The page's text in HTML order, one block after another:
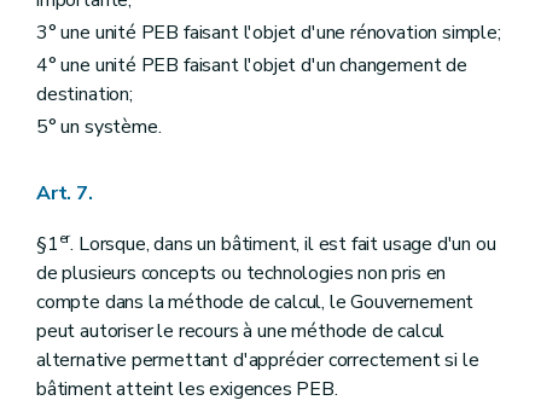
3° une unité PEB faisant l'objet d'une rénovation simple;
4° une unité PEB faisant l'objet d'un changement de
destination;
5° un système.
Art. 7.
§1er. Lorsque, dans un bâtiment, il est fait usage d'un ou
de plusieurs concepts ou technologies non pris en
compte dans la méthode de calcul, le Gouvernement
peut autoriser le recours à une méthode de calcul
alternative permettant d'apprécier correctement si le
bâtiment atteint les exigences PEB.